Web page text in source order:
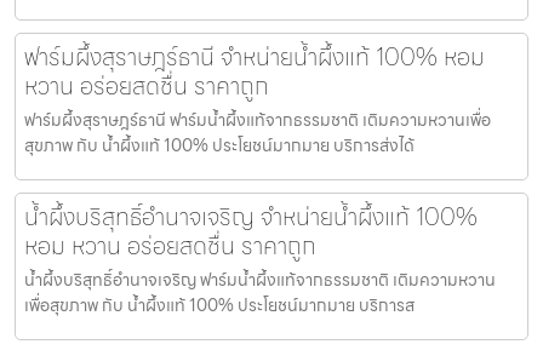
ฟาร์มผึ้งสุราษฎร์ธานี จำหน่ายน้ำผึ้งแท้ 100% หอม
หวาน อร่อยสดชื่น ราคาถูก
ฟาร์มผึ้งสุราษฎร์ธานี ฟาร์มน้ำผึ้งแท้จากธรรมชาติ เติมความหวานเพื่อ
สุขภาพ กับ น้ำผึ้งแท้ 100% ประโยชน์มากมาย บริการส่งได้
น้ำผึ้งบริสุทธิ์อำนาจเจริญ จำหน่ายน้ำผึ้งแท้ 100%
หอม หวาน อร่อยสดชื่น ราคาถูก
น้ำผึ้งบริสุทธิ์อำนาจเจริญ ฟาร์มน้ำผึ้งแท้จากธรรมชาติ เติมความหวาน
เพื่อสุขภาพ กับ น้ำผึ้งแท้ 100% ประโยชน์มากมาย บริการส